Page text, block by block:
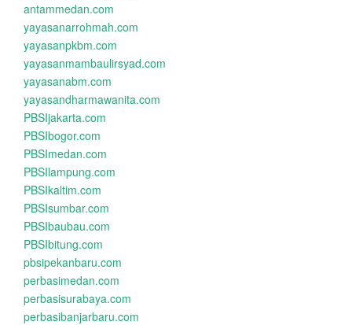
antammedan.com
yayasanarrohmah.com
yayasanpkbm.com
yayasanmambaulirsyad.com
yayasanabm.com
yayasandharmawanita.com
PBSIjakarta.com
PBSIbogor.com
PBSImedan.com
PBSIlampung.com
PBSIkaltim.com
PBSIsumbar.com
PBSIbaubau.com
PBSIbitung.com
pbsipekanbaru.com
perbasimedan.com
perbasisurabaya.com
perbasibanjarbaru.com